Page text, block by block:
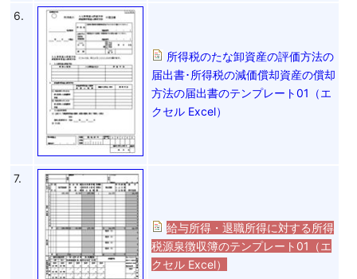
6.
所得税のたな卸資産の評価方法の
届出書･所得税の減価償却資産の償却
方法の届出書のテンプレート01（エ
クセル Excel）
7.
給与所得・退職所得に対する所得
税源泉徴収簿のテンプレート01（エ
クセル Excel）